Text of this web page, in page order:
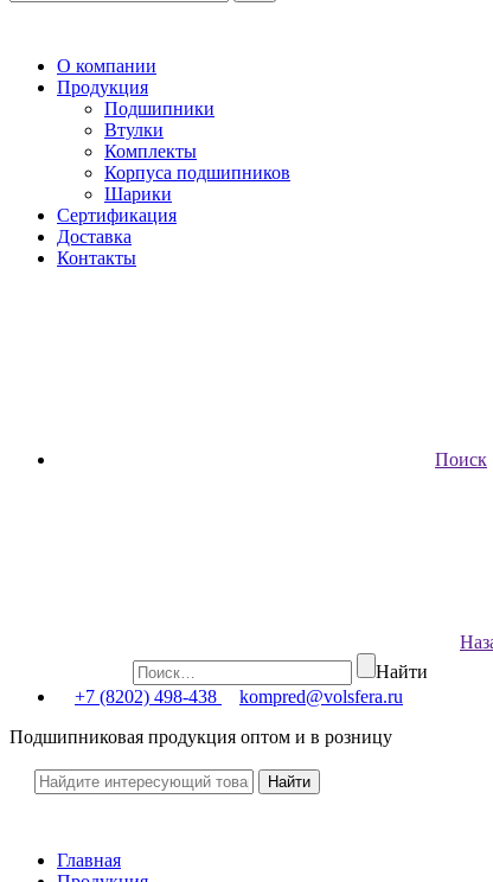
О компании
Продукция
Подшипники
Втулки
Комплекты
Корпуса подшипников
Шарики
Сертификация
Доставка
Контакты
Поиск
Найти
+7 (8202) 498-438
kompred@volsfera.ru
Подшипниковая продукция оптом и в розницу
Главная